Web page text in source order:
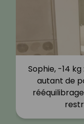
Sophie, -14
autant de